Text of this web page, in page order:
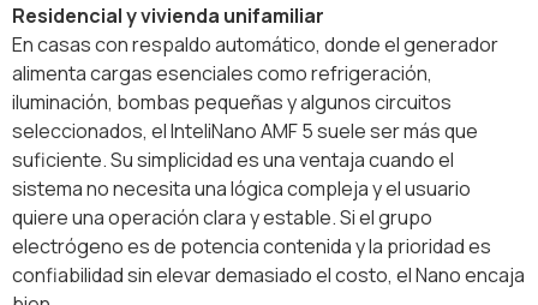
Residencial y vivienda unifamiliar
En casas con respaldo automático, donde el generador
alimenta cargas esenciales como refrigeración,
iluminación, bombas pequeñas y algunos circuitos
seleccionados, el InteliNano AMF 5 suele ser más que
suficiente. Su simplicidad es una ventaja cuando el
sistema no necesita una lógica compleja y el usuario
quiere una operación clara y estable. Si el grupo
electrógeno es de potencia contenida y la prioridad es
confiabilidad sin elevar demasiado el costo, el Nano encaja